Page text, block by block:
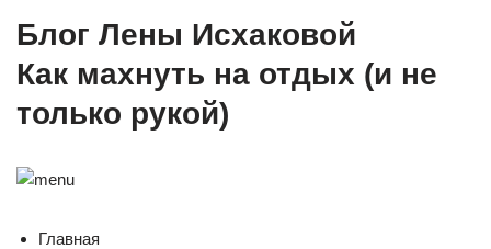
Блог Лены Исхаковой
Как махнуть на отдых (и не
только рукой)
Главная